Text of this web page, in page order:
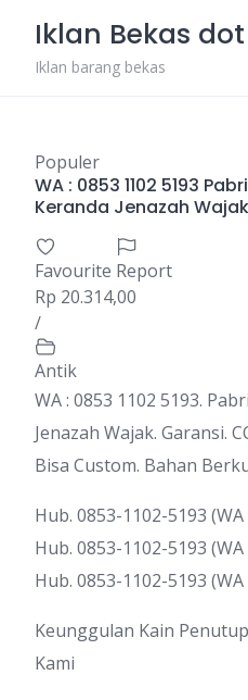
content
Iklan Bekas
Iklan barang bekas
Populer
WA : 0853 1102 5193
Keranda Jenazah Wajak
Favourite Report
Rp 20.314,00
/
Antik
WA : 0853 1102 5193.
Jenazah Wajak. Garansi.
Bisa Custom. Bahan
Hub. 0853-1102-5193
Hub. 0853-1102-5193
Hub. 0853-1102-5193
Keunggulan Kain
Kami